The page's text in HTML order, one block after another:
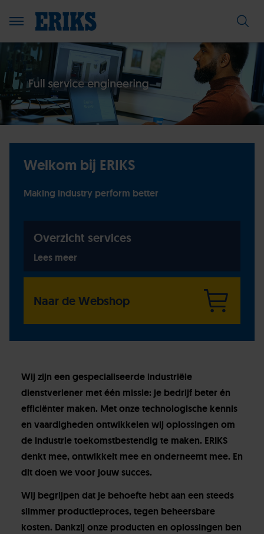
Welkom bij ERIKS
Making industry perform better
Overzicht services
Lees meer
Naar de Webshop
Wij zijn een gespecialiseerde industriële
dienstverlener met één missie: je bedrijf beter én
efficiënter maken. Met onze technologische kennis
en vaardigheden ontwikkelen wij oplossingen om
de industrie toekomstbestendig te maken. ERIKS
denkt mee, ontwikkelt mee en onderneemt mee. En
dit doen we voor jouw succes.
Wij begrijpen dat je behoefte hebt aan een steeds
slimmer productieproces, tegen beheersbare
kosten. Dankzij onze producten en oplossingen ben